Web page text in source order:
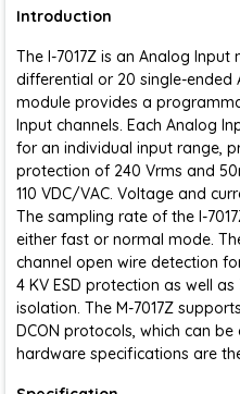
Introduction
The I-7017Z is an Analog Input
differential or 20 single-ended
module provides a
Input channels. Each Analog
for an individual input range,
protection of 240 Vrms and
110 VDC/VAC. Voltage and
The sampling rate of the I-
either fast or normal mode.
channel open wire detection
4 KV ESD protection as well
isolation. The M-7017Z
DCON protocols, which can
hardware specifications are